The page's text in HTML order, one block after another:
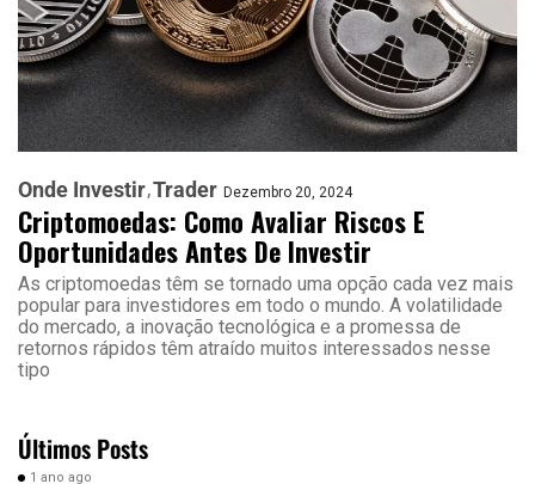
Onde Investir Trader Dezembro 20, 2024
Criptomoedas: Como Avaliar Riscos E
Oportunidades Antes De Investir
As criptomoedas têm se tornado uma opção cada vez mais
popular para investidores em todo o mundo. A volatilidade
do mercado, a inovação tecnológica e a promessa de
retornos rápidos têm atraído muitos interessados nesse
tipo
Últimos Posts
1 ano ago